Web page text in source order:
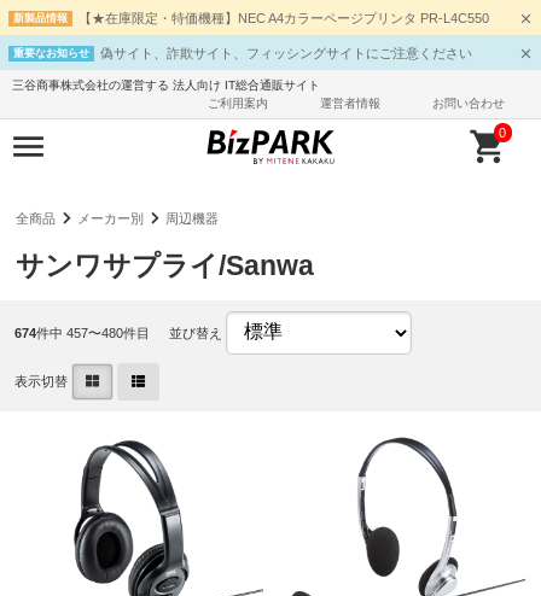
新製品情報 【★在庫限定・特価機種】NEC A4カラーページプリンタ PR-L4C550
重要なお知らせ 偽サイト、詐欺サイト、フィッシングサイトにご注意ください
三谷商事株式会社の運営する 法人向け IT総合通販サイト
ご利用案内
運営者情報 お問い合わせ
0
全商品 メーカー別 周辺機器
サンワサプライ/Sanwa
674件中 457〜480件目 並び替え
表示切替